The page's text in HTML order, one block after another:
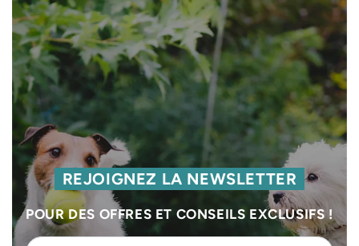
REJOIGNEZ LA NEWSLETTER
POUR DES OFFRES ET CONSEILS EXCLUSIFS !